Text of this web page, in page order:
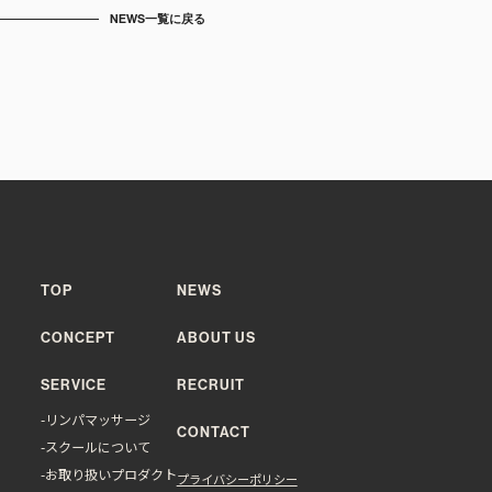
NEWS一覧に戻る
TOP
CONCEPT
SERVICE
-リンパマッサージ
-スクールについて
-お取り扱いプロダクト
NEWS
ABOUT US
RECRUIT
CONTACT
プライバシーポリシー